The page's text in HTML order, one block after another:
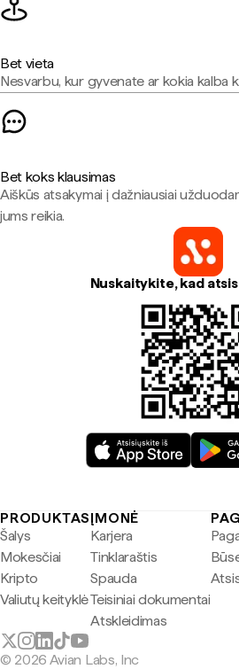
Bet vieta
Nesvarbu, kur gyvenate ar kokia kalba
Bet koks klausimas
Aiškūs atsakymai į dažniausiai
jums reikia.
Nuskaitykite, kad
PRODUKTAS
Šalys
Mokesčiai
Kripto
Valiutų keityklė
ĮMONĖ
Karjera
Tinklaraštis
Spauda
Teisiniai dokumentai
Atskleidimas
© 2026 Avian Labs, Inc